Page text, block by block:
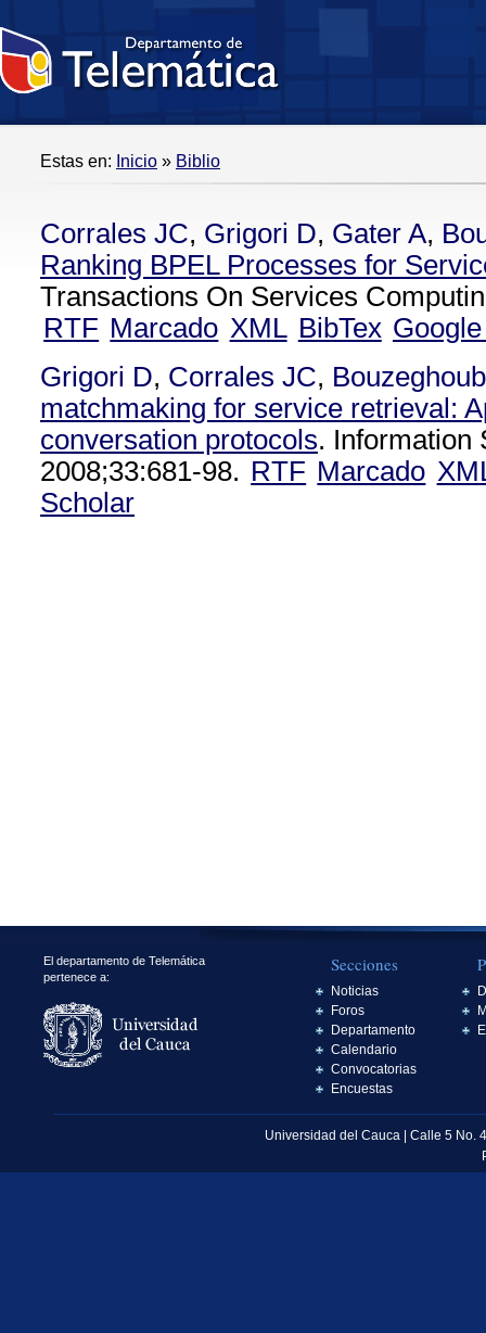
Estas en: Inicio » Biblio
Corrales JC, Grigori D, Gater A,
Ranking BPEL Processes for
Transactions On Services
RTF Marcado XML BibTex
Grigori D, Corrales JC,
matchmaking for service retrieval:
conversation protocols. Information
2008;33:681-98. RTF Marcado
Scholar
El departamento de Telemática
pertenece a:
Secciones
Noticias
Foros
Departamento
Calendario
Convocatorias
Encuestas
Universidad del Cauca | Calle 5 No.